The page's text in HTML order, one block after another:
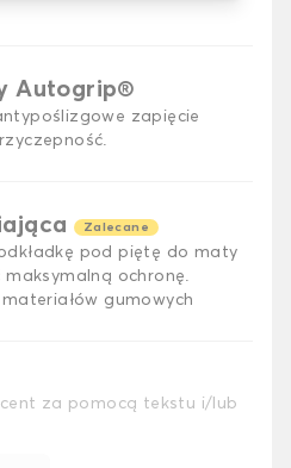
Autogrip®
zapięcie
Zalecane
pod piętę do maty
maksymalną ochronę.
gumowych
za pomocą tekstu i/lub